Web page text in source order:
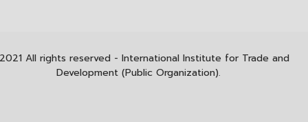
All rights reserved - International Institute for Trade and
Development (Public Organization).